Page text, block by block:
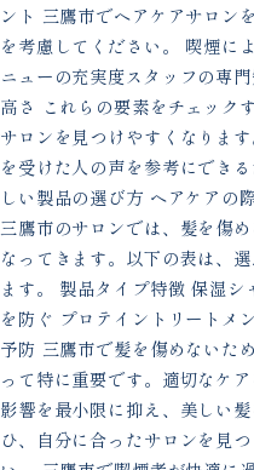
ント 三鷹市でヘアケアサロン
を考慮してください。 喫煙に
ニューの充実度スタッフの専
高さ これらの要素をチェック
サロンを見つけやすくなりま
を受けた人の声を参考にでき
しい製品の選び方 ヘアケアの
三鷹市のサロンでは、髪を傷
なってきます。以下の表は、
ます。 製品タイプ特徴 保湿
を防ぐ プロテイントリートメ
予防 三鷹市で髪を傷めないた
って特に重要です。適切なケ
影響を最小限に抑え、美しい
ひ、自分に合ったサロンを見